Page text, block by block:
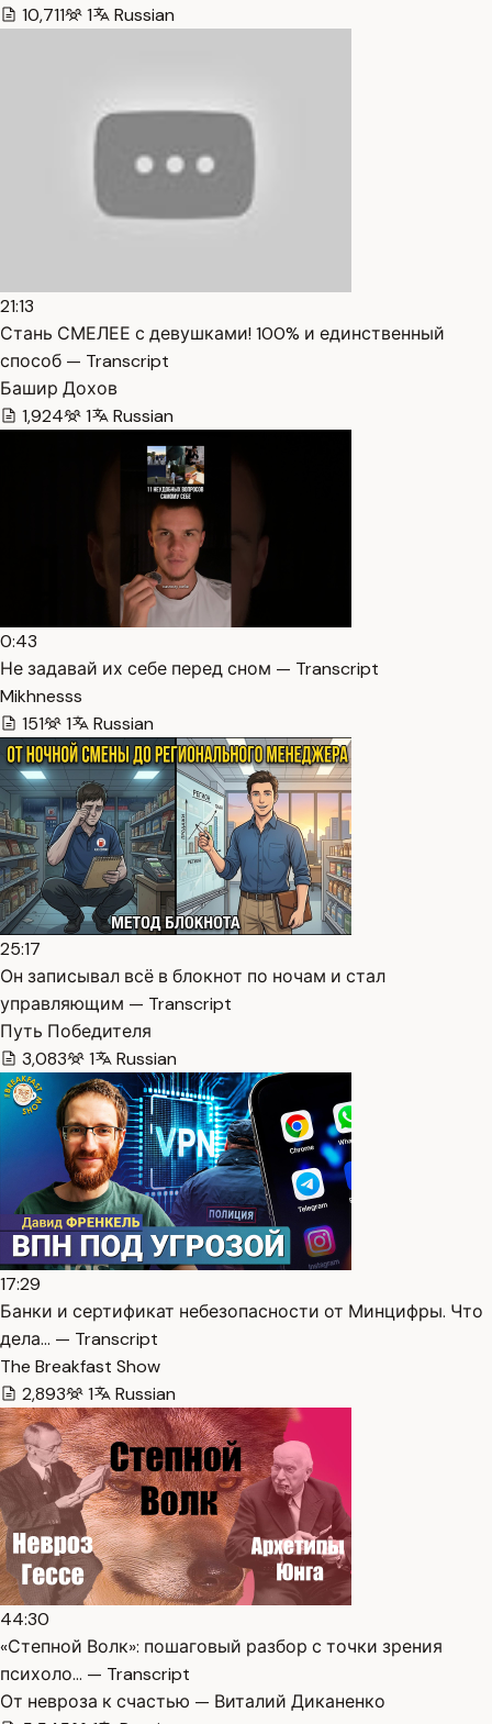
10,711
1 Russian
21:13
Стань СМЕЛЕЕ с девушками! 100% и единственный
способ — Transcript
Башир Дохов
1,924
1 Russian
0:43
Не задавай их себе перед сном — Transcript
Mikhnesss
151
1 Russian
25:17
Он записывал всё в блокнот по ночам и стал
управляющим — Transcript
Путь Победителя
3,083
1 Russian
17:29
Банки и сертификат небезопасности от Минцифры. Что
дела… — Transcript
The Breakfast Show
2,893
1 Russian
44:30
«Степной Волк»: пошаговый разбор с точки зрения
психоло… — Transcript
От невроза к счастью — Виталий Диканенко